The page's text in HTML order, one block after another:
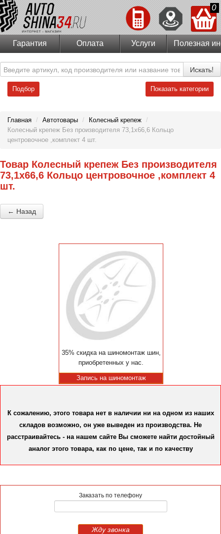
0
Гарантия Оплата Услуги Полезная
Искать!
Подбор Показать категории
Главная / Автотовары / Колесный крепеж /
Колесный крепеж Без производителя 73,1х66,6 Кольцо
центровочное ,комплект 4 шт.
Товар Колесный крепеж Без производителя
73,1х66,6 Кольцо центровочное ,комплект 4
шт.
← Назад
35% скидка на шиномонтаж шин,
приобретенных у нас.
Запись на шиномонтаж
К сожалению, этого товара нет в наличии ни на одном из наших
складов возможно, он уже выведен из производства. Не
расстраивайтесь - на нашем сайте Вы сможете найти достойный
аналог этого товара, как по цене, так и по качеству
Заказать по телефону
Жду звонка